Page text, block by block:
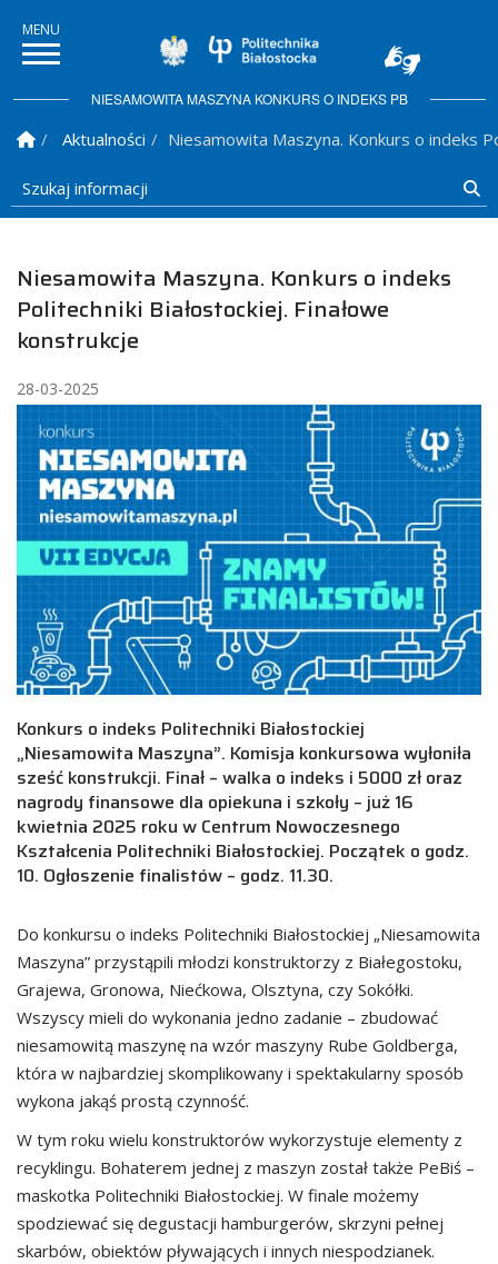
Politechnika
NIESAMOWITA MASZYNA KONKURS O INDEKS PB
Strona Główna
Aktualności
Niesamowita Maszyna. Konkurs o indeks
Szukaj informacji
Niesamowita Maszyna. Konkurs o indeks
Politechniki Białostockiej. Finałowe
konstrukcje
28-03-2025
Konkurs o indeks Politechniki Białostockiej
„Niesamowita Maszyna”. Komisja konkursowa wyłoniła
sześć konstrukcji. Finał – walka o indeks i 5000 zł oraz
nagrody finansowe dla opiekuna i szkoły – już 16
kwietnia 2025 roku w Centrum Nowoczesnego
Kształcenia Politechniki Białostockiej. Początek o godz.
10. Ogłoszenie finalistów – godz. 11.30.
Do konkursu o indeks Politechniki Białostockiej „Niesamowita
Maszyna” przystąpili młodzi konstruktorzy z Białegostoku,
Grajewa, Gronowa, Niećkowa, Olsztyna, czy Sokółki.
Wszyscy mieli do wykonania jedno zadanie – zbudować
niesamowitą maszynę na wzór maszyny Rube Goldberga,
która w najbardziej skomplikowany i spektakularny sposób
wykona jakąś prostą czynność.
W tym roku wielu konstruktorów wykorzystuje elementy z
recyklingu. Bohaterem jednej z maszyn został także PeBiś –
maskotka Politechniki Białostockiej. W finale możemy
spodziewać się degustacji hamburgerów, skrzyni pełnej
skarbów, obiektów pływających i innych niespodzianek.